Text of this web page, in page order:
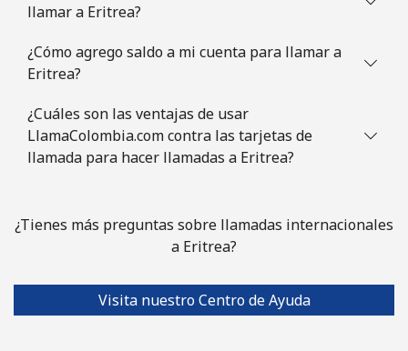
llamar a Eritrea?
¿Cómo agrego saldo a mi cuenta para llamar a
Eritrea?
¿Cuáles son las ventajas de usar
LlamaColombia.com contra las tarjetas de
llamada para hacer llamadas a Eritrea?
¿Tienes más preguntas sobre llamadas internacionales
a Eritrea?
Visita nuestro Centro de Ayuda